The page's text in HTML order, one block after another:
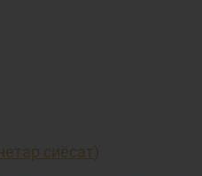
сиёсат)